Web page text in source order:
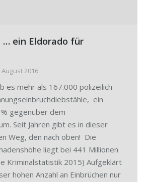
… ein Eldorado für
August 2016
es mehr als 167.000 polizeilich
ein
gegenüber dem
Seit Jahren gibt es in dieser
Weg, den nach oben! Die
liegt bei 441 Millionen
Kriminalstatistik 2015) Aufgeklärt
hohen Anzahl an Einbrüchen nur